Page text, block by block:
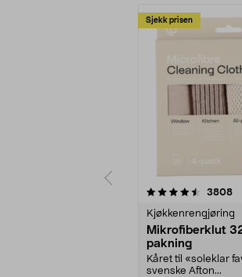
Sjekk prisen
3808
Kjøkkenrengjøring
Mikrofiberklut
pakning
Kåret til «soleklar
svenske Afton...
4.5av 5